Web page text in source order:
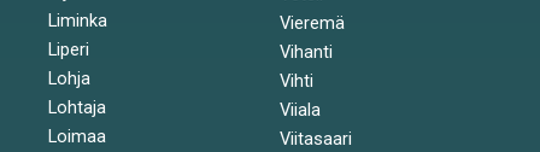
Liminka
Liperi
Lohja
Lohtaja
Loimaa
Vieremä
Vihanti
Vihti
Viiala
Viitasaari